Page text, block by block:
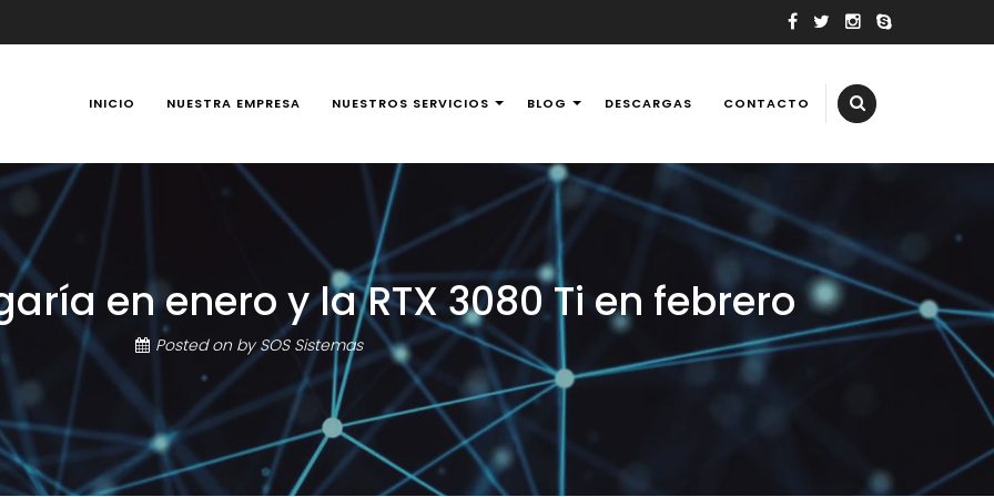
y Portátiles 24 horas en Manizales, Caldas, Colombia, reparación televisores, tv, reballing laptops y consolas de videojuegos,
INICIO NUESTRA EMPRESA NUESTROS SERVICIOS BLOG DESCARGAS CONTACTO
en enero y la RTX 3080 Ti en febrero
Posted on bySOS Sistemas